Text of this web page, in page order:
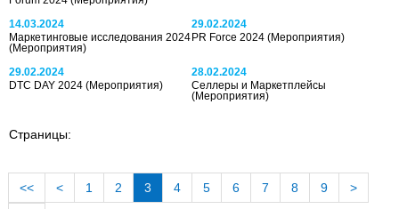
14.03.2024
Маркетинговые исследования 2024
(Мероприятия)
29.02.2024
PR Force 2024(Мероприятия)
29.02.2024
DTC DAY 2024 (Мероприятия)
28.02.2024
Селлеры и Маркетплейсы
(Мероприятия)
Страницы:
<< < 1 2 3 4 5 6 7 8 9 >